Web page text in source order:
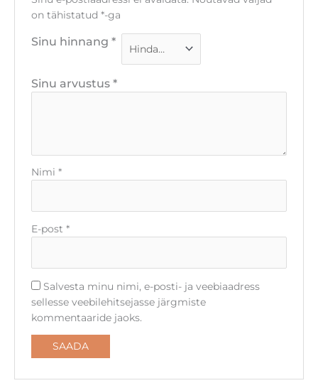
on tähistatud *-ga
Sinu hinnang *
Sinu arvustus *
Nimi *
E-post *
Salvesta minu nimi, e-posti- ja veebiaadress
sellesse veebilehitsejasse järgmiste
kommentaaride jaoks.